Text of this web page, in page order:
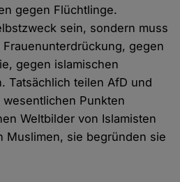
gegen Flüchtlinge.
sein, sondern muss
gegen
gegen islamischen
Tatsächlich teilen AfD und
Punkten
Weltbilder von Islamisten
Muslimen, sie begründen sie